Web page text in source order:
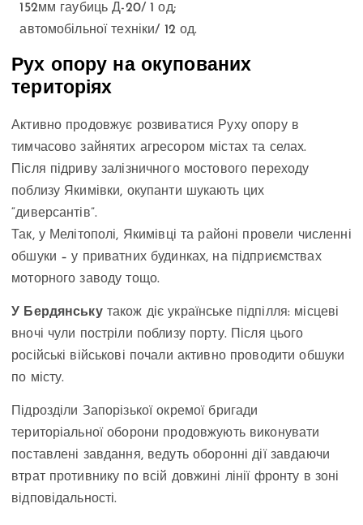
152мм гаубиць Д-20/ 1 од;
автомобільної техніки/ 12 од.
Рух опору на окупованих
територіях
Активно продовжує розвиватися Руху опору в
тимчасово зайнятих агресором містах та селах.
Після підриву залізничного мостового переходу
поблизу Якимівки, окупанти шукають цих
“диверсантів”.
Так, у Мелітополі, Якимівці та районі провели численні
обшуки – у приватних будинках, на підприємствах
моторного заводу тощо.
У Бердянськутакож діє українське підпілля: місцеві
вночі чули постріли поблизу порту. Після цього
російські військові почали активно проводити обшуки
по місту.
Підрозділи Запорізької окремої бригади
територіальної оборони продовжують виконувати
поставлені завдання, ведуть оборонні дії завдаючи
втрат противнику по всій довжині лінії фронту в зоні
відповідальності.